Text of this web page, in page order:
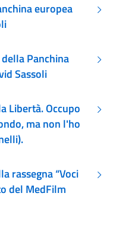
europea
Panchina
Sassoli
Libertà. Occupo
ma non l'ho
rassegna “Voci
del MedFilm